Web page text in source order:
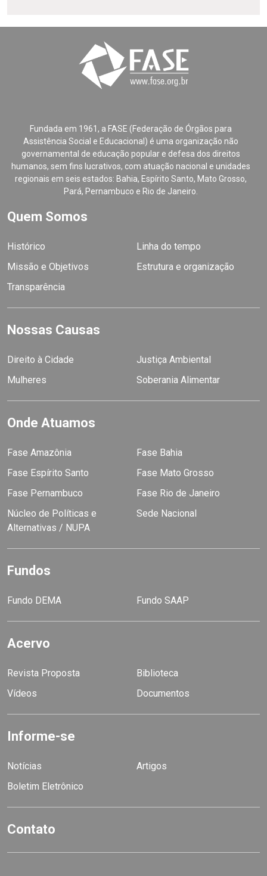
Fundada em 1961, a FASE (Federação de Órgãos para
Assistência Social e Educacional) é uma organização não
governamental de educação popular e defesa dos direitos
humanos, sem fins lucrativos, com atuação nacional e unidades
regionais em seis estados: Bahia, Espírito Santo, Mato Grosso,
Pará, Pernambuco e Rio de Janeiro.
Quem Somos
Histórico
Linha do tempo
Missão e Objetivos
Estrutura e organização
Transparência
Nossas Causas
Direito à Cidade
Justiça Ambiental
Mulheres
Soberania Alimentar
Onde Atuamos
Fase Amazônia
Fase Bahia
Fase Espírito Santo
Fase Mato Grosso
Fase Pernambuco
Fase Rio de Janeiro
Núcleo de Políticas e
Alternativas / NUPA
Sede Nacional
Fundos
Fundo DEMA Fundo SAAP
Acervo
Revista Proposta
Biblioteca
Vídeos
Documentos
Informe-se
Notícias
Artigos
Boletim Eletrônico
Contato